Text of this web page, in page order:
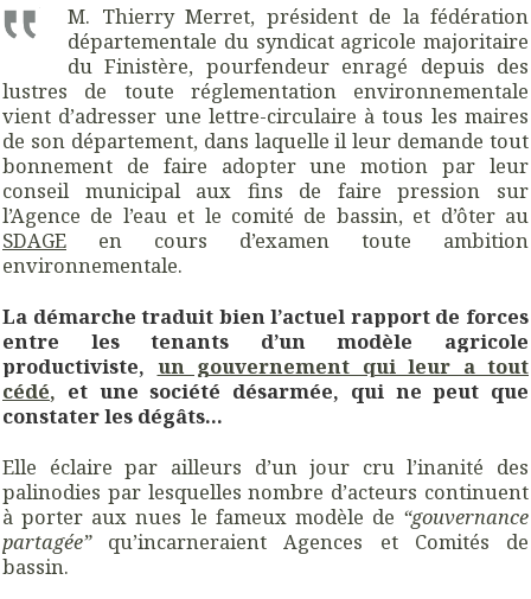
M. Thierry Merret, président de la fédération
départementale du syndicat agricole majoritaire
du Finistère, pourfendeur enragé depuis des
lustres de toute réglementation environnementale
vient d’adresser une lettre-circulaire à tous les maires
de son département, dans laquelle il leur demande tout
bonnement de faire adopter une motion par leur
conseil municipal aux fins de faire pression sur
l’Agence de l’eau et le comité de bassin, et d’ôter au
SDAGE en cours d’examen toute ambition
environnementale.
La démarche traduit bien l’actuel rapport de forces
entre les tenants d’un modèle agricole
productiviste, un gouvernement qui leur a tout
cédé, et une société désarmée, qui ne peut que
constater les dégâts…
Elle éclaire par ailleurs d’un jour cru l’inanité des
palinodies par lesquelles nombre d’acteurs continuent
à porter aux nues le fameux modèle de “gouvernance
partagée”qu’incarneraient Agences et Comités de
bassin.